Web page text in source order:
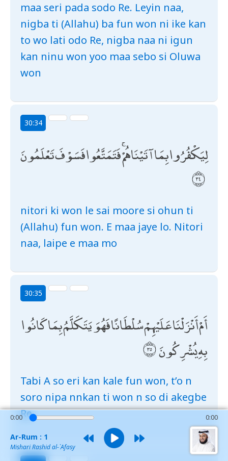
maa seri pada sodo Re. Leyin naa,
nigba ti (Allahu) ba fun won ni ike kan
to wo lati odo Re, nigba naa ni igun
kan ninu won yoo maa sebo si Oluwa
won
30:34
لِيَكْفُرُوا بِمَا آتَيْنَاهُمْ ۚ فَتَمَتَّعُوا فَسَوْفَ تَعْلَمُونَ
nitori ki won le sai moore si ohun ti
(Allahu) fun won. E maa jaye lo. Nitori
naa, laipe e maa mo
30:35
أَمْ أَنْزَلْنَا عَلَيْهِمْ سُلْطَانًا فَهُوَ يَتَكَلَّمُ بِمَا كَانُوا
بِهِ يُشْرِكُونَ
Tabi A so eri kan kale fun won, t’o n
soro nipa nnkan ti won n so di akegbe
Re
0:00 0:00
Ar-Rum : 1
Mishari Rashid al-`Afasy